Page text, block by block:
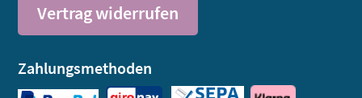
Vertrag widerrufen
Zahlungsmethoden